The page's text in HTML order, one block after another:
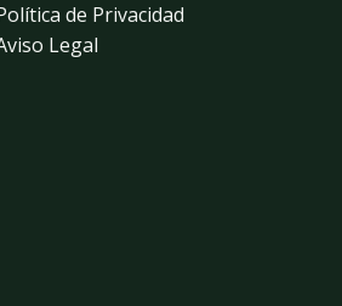
de Privacidad
Legal